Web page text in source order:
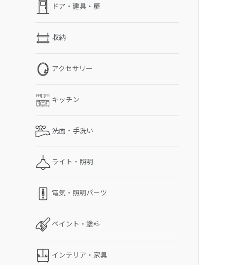
ドア・建具・扉
収納
アクセサリー
キッチン
洗面・手洗い
ライト・照明
電気・照明パーツ
ペイント・塗料
インテリア・家具